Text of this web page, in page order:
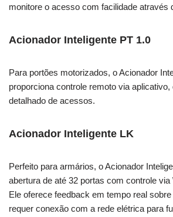
monitore o acesso com facilidade através
Acionador Inteligente PT 1.0
Para portões motorizados, o Acionador
proporciona controle remoto via
detalhado de acessos.
Acionador Inteligente LK
Perfeito para armários, o Acionador
abertura de até 32 portas com controle via
Ele oferece feedback em tempo real
requer conexão com a rede elétrica para